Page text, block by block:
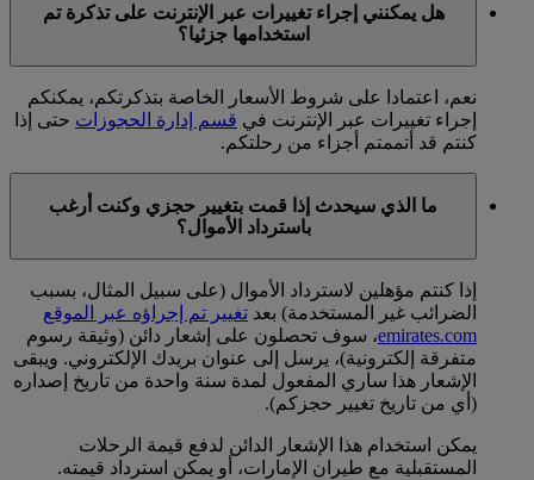
هل يمكنني إجراء تغييرات عبر الإنترنت على تذكرة تم
استخدامها جزئيا؟
نعم، اعتمادا على شروط الأسعار الخاصة بتذكرتكم، يمكنكم
إجراء تغييرات عبر الإنترنت في قسم إدارة الحجوزات حتى إذا
كنتم قد أتممتم أجزاء من رحلتكم.
ما الذي سيحدث إذا قمت بتغيير حجزي وكنت أرغب
باسترداد الأموال؟
إذا كنتم مؤهلين لاسترداد الأموال (على سبيل المثال، بسبب
الضرائب غير المستخدمة) بعد تغيير تم إجراؤه عبر الموقع
emirates.com، سوف تحصلون على إشعار دائن (وثيقة رسوم
متفرقة إلكترونية)، يرسل إلى عنوان بريدك الإلكتروني. ويبقى
الإشعار هذا ساري المفعول لمدة سنة واحدة من تاريخ إصداره
(أي من تاريخ تغيير حجزكم).
يمكن استخدام هذا الإشعار الدائن لدفع قيمة الرحلات
المستقبلية مع طيران الإمارات، أو يمكن استرداد قيمته.